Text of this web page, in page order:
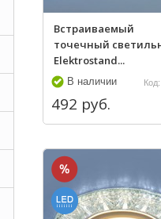
Встраиваемый
точечный
Elektrostand...
В наличии
492 руб.